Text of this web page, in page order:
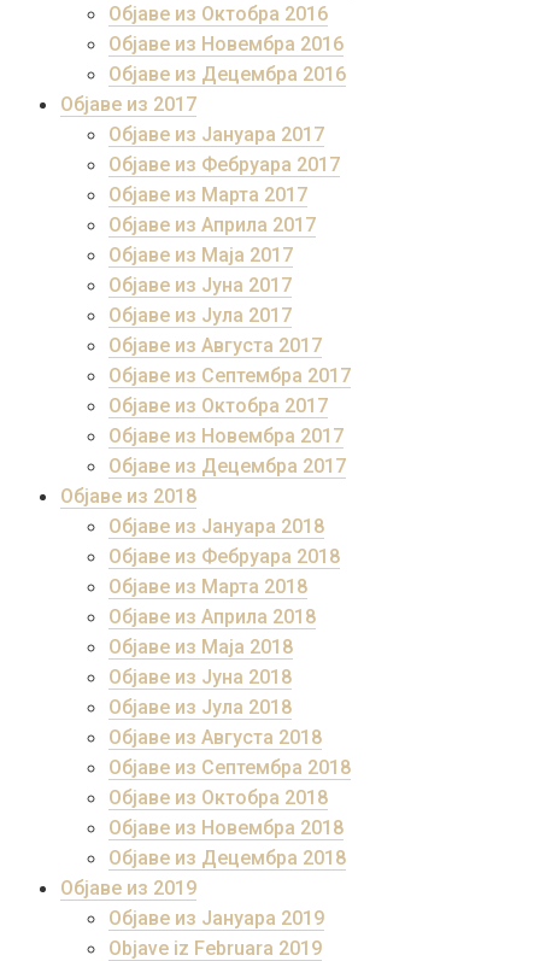
Објаве из Октобра 2016
Објаве из Новембра 2016
Објаве из Децембра 2016
Објаве из 2017
Објаве из Јануара 2017
Објаве из Фебруара 2017
Објаве из Марта 2017
Објаве из Априла 2017
Објаве из Маја 2017
Објаве из Јуна 2017
Објаве из Јула 2017
Објаве из Августа 2017
Објаве из Септембра 2017
Објаве из Октобра 2017
Објаве из Новембра 2017
Објаве из Децембра 2017
Објаве из 2018
Објаве из Јануара 2018
Објаве из Фебруара 2018
Објаве из Марта 2018
Објаве из Априла 2018
Објаве из Маја 2018
Објаве из Јуна 2018
Објаве из Јула 2018
Објаве из Августа 2018
Објаве из Септембра 2018
Објаве из Октобра 2018
Објаве из Новембра 2018
Објаве из Децембра 2018
Објаве из 2019
Објаве из Јануара 2019
Objave iz Februara 2019